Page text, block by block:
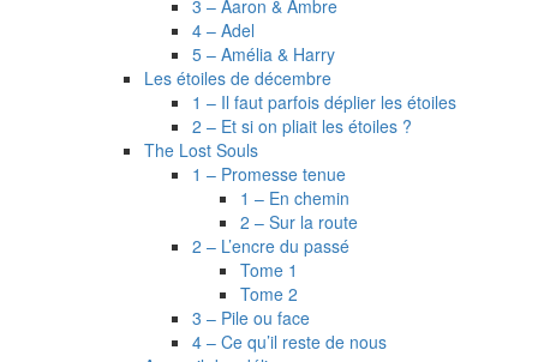
3 – Aaron & Ambre
4 – Adel
5 – Amélia & Harry
Les étoiles de décembre
1 – Il faut parfois déplier les étoiles
2 – Et si on pliait les étoiles ?
The Lost Souls
1 – Promesse tenue
1 – En chemin
2 – Sur la route
2 – L’encre du passé
Tome 1
Tome 2
3 – Pile ou face
4 – Ce qu’il reste de nous